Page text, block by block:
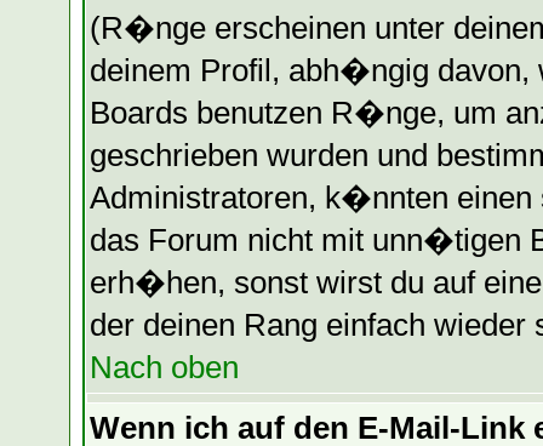
(R�nge erscheinen unter
deinem Profil, abh�ngig davon,
Boards benutzen R�nge, um
geschrieben wurden und
Administratoren, k�nnten
das Forum nicht mit unn�tigen
erh�hen, sonst wirst du auf
der deinen Rang einfach wieder
Nach oben
Wenn ich auf den E-Mail-Link